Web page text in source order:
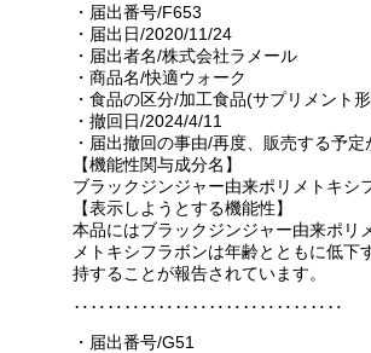
・届出番号/F653
・届出日/2020/11/24
・届出者名/株式会社ラメール
・商品名/快適ウォーク
・食品の区分/加工食品(サプリメント
・撤回日/2024/4/11
・届出撤回の事由/再度、販売する予定
【機能性関与成分名】
ブラックジンジャー由来ポリメトキシ
【表示しようとする機能性】
本品にはブラックジンジャー由来ポリ
メトキシフラボンは年齢とともに低
持することが報告されています。
‥‥‥‥‥‥‥‥‥‥‥‥‥‥‥‥
・届出番号/G51